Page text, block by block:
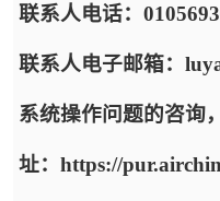
联系人电话：
联系人电子邮箱：
系统操作问题的咨询
址：https://